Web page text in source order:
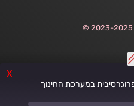
X
במערכת החינוך